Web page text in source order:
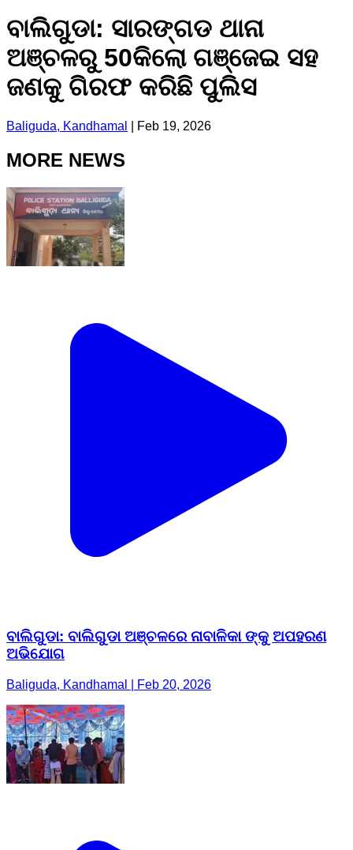
ବାଲିଗୁଡା: ସାରଙ୍ଗଡ ଥାନା
ଅଞ୍ଚଳରୁ 50କିଲୋ ଗଞ୍ଜେଇ ସହ
ଜଣକୁ ଗିରଫ କରିଛି ପୁଲିସ
Baliguda, Kandhamal Feb 19, 2026
MORE NEWS
ବାଲିଗୁଡା: ବାଲିଗୁଡା ଅଞ୍ଚଳରେ ନାବାଳିକା ଙ୍କୁ ଅପହରଣ
ଅଭିଯୋଗ
Baliguda, Kandhamal | Feb 20, 2026